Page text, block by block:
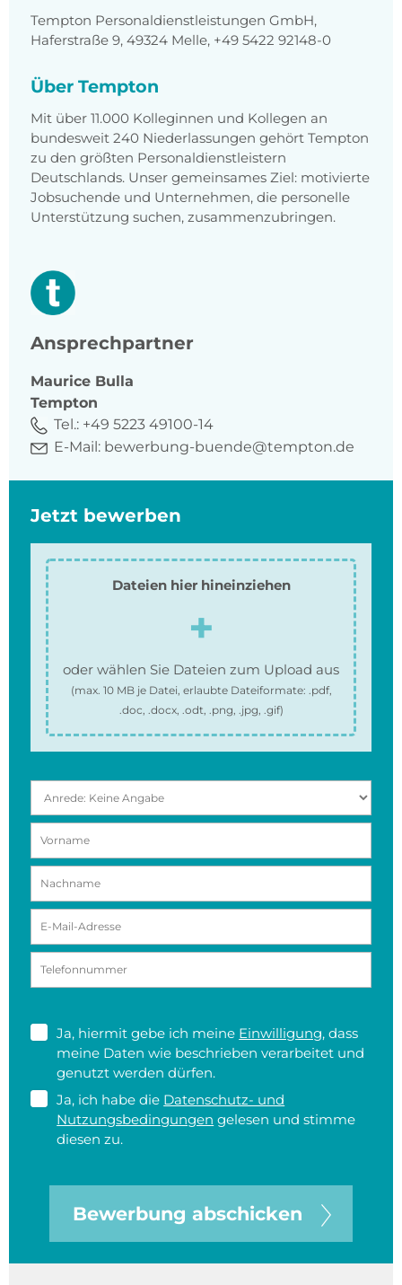
Tempton Personaldienstleistungen GmbH,
Haferstraße 9, 49324 Melle, +49 5422 92148-0
Über Tempton
Mit über 11.000 Kolleginnen und Kollegen an
bundesweit 240 Niederlassungen gehört Tempton
zu den größten Personaldienstleistern
Deutschlands. Unser gemeinsames Ziel: motivierte
Jobsuchende und Unternehmen, die personelle
Unterstützung suchen, zusammenzubringen.
Ansprechpartner
Maurice Bulla
Tempton
Tel.: +49 5223 49100-14
E-Mail: bewerbung-buende@tempton.de
Jetzt bewerben
Dateien hier hineinziehen
oder wählen Sie Dateien zum Upload aus
(max. 10 MBje Datei, erlaubte Dateiformate: .pdf,
.doc, .docx, .odt, .png, .jpg, .gif)
Ja, hiermit gebe ich meine Einwilligung, dass
meine Daten wie beschrieben verarbeitet und
genutzt werden dürfen.
Ja, ich habe die Datenschutz- und
Nutzungsbedingungen gelesen und stimme
diesen zu.
Bewerbung abschicken